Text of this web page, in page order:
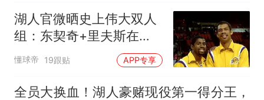
湖人官微晒史上伟大双人
组：东契奇+里夫斯在
列，詹眉缺席
懂球帝 19跟贴 APP专享
全员大换血！湖人豪赌现役第一得分王，